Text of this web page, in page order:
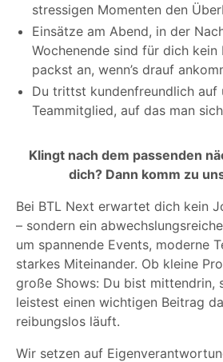
stressigen Momenten den
Einsätze am Abend, in der
Wochenende sind für dich kein
packst an, wenn’s drauf
Du trittst kundenfreundlich auf
Teammitglied, auf das man
Klingt nach dem passenden
dich? Dann komm zu
Bei BTL Next erwartet dich kein
– sondern ein
um spannende Events, moderne
starkes Miteinander. Ob kleine
große Shows: Du bist mittendrin,
leistest einen wichtigen Beitrag
reibungslos läuft.
Wir setzen auf